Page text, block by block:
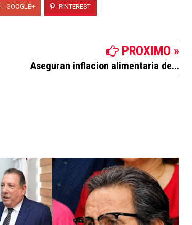
GOOGLE+ PINTEREST
PROXIMO »
Aseguran inflacion alimentaria de...